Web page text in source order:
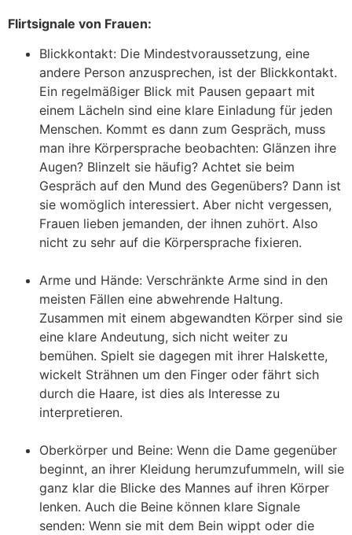
Flirtsignale von Frauen:
Blickkontakt: Die Mindestvoraussetzung, eine
andere Person anzusprechen, ist der Blickkontakt.
Ein regelmäßiger Blick mit Pausen gepaart mit
einem Lächeln sind eine klare Einladung für jeden
Menschen. Kommt es dann zum Gespräch, muss
man ihre Körpersprache beobachten: Glänzen ihre
Augen? Blinzelt sie häufig? Achtet sie beim
Gespräch auf den Mund des Gegenübers? Dann ist
sie womöglich interessiert. Aber nicht vergessen,
Frauen lieben jemanden, der ihnen zuhört. Also
nicht zu sehr auf die Körpersprache fixieren.
Arme und Hände: Verschränkte Arme sind in den
meisten Fällen eine abwehrende Haltung.
Zusammen mit einem abgewandten Körper sind sie
eine klare Andeutung, sich nicht weiter zu
bemühen. Spielt sie dagegen mit ihrer Halskette,
wickelt Strähnen um den Finger oder fährt sich
durch die Haare, ist dies als Interesse zu
interpretieren.
Oberkörper und Beine: Wenn die Dame gegenüber
beginnt, an ihrer Kleidung herumzufummeln, will sie
ganz klar die Blicke des Mannes auf ihren Körper
lenken. Auch die Beine können klare Signale
senden: Wenn sie mit dem Bein wippt oder die